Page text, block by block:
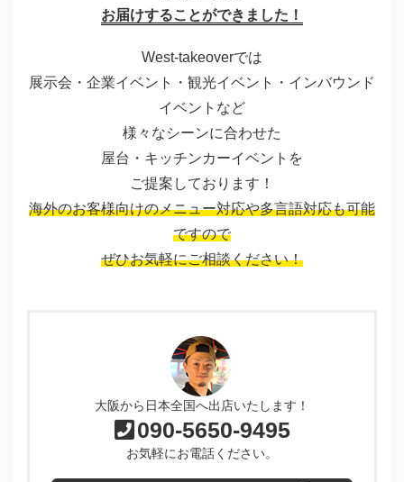
お届けすることができました！
West-takeoverでは
展示会・企業イベント・観光イベント・インバウンド
イベントなど
様々なシーンに合わせた
屋台・キッチンカーイベントを
ご提案しております！
海外のお客様向けのメニュー対応や多言語対応も可能
ですので
ぜひお気軽にご相談ください！
大阪から日本全国へ出店いたします！
090-5650-9495
お気軽にお電話ください。